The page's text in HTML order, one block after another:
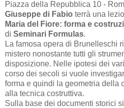
Piazza della Repubblica 10 -
Giuseppe di Fabio terrà una
Maria del Fiore: forma e
di Seminari Formulas.
La famosa opera di Brunelleschi
mistero nonostante tutti gli
disposizione. Nelle ipotesi dei
corso dei secoli si vuole
forma e quindi la geometria della
alla tecnica costruttiva.
Sulla base dei documenti storici